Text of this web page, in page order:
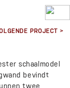
PROJECT >
schaalmodel
bevindt
twee